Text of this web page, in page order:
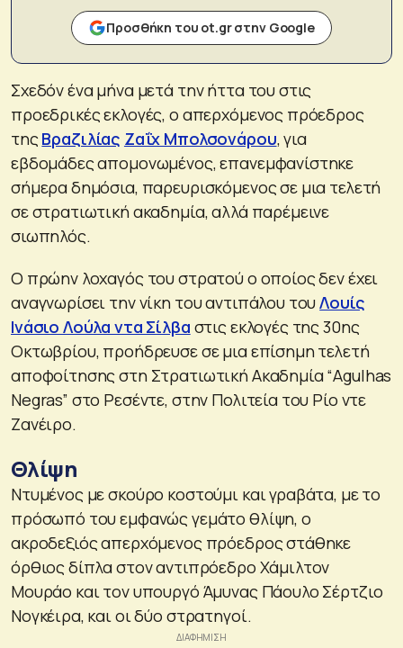
Προσθήκη του ot.gr στην Google
Σχεδόν ένα μήνα μετά την ήττα του στις
προεδρικές εκλογές, ο απερχόμενος πρόεδρος
τηςΒραζιλίας Ζαΐχ Μπολσονάρου, για
εβδομάδες απομονωμένος, επανεμφανίστηκε
σήμερα δημόσια, παρευρισκόμενος σε μια τελετή
σε στρατιωτική ακαδημία, αλλά παρέμεινε
σιωπηλός.
Ο πρώην λοχαγός του στρατού ο οποίος δεν έχει
αναγνωρίσει την νίκη του αντιπάλου τουΛουίς
Ινάσιο Λούλα ντα Σίλβα στις εκλογές της 30ης
Οκτωβρίου, προήδρευσε σε μια επίσημη τελετή
αποφοίτησης στη Στρατιωτική Ακαδημία “Agulhas
Negras” στο Ρεσέντε, στην Πολιτεία του Ρίο ντε
Ζανέιρο.
Θλίψη
Ντυμένος με σκούρο κοστούμι και γραβάτα, με το
πρόσωπό του εμφανώς γεμάτο θλίψη, ο
ακροδεξιός απερχόμενος πρόεδρος στάθηκε
όρθιος δίπλα στον αντιπρόεδρο Χάμιλτον
Μουράο και τον υπουργό Άμυνας Πάουλο Σέρτζιο
Νογκέιρα, και οι δύο στρατηγοί.